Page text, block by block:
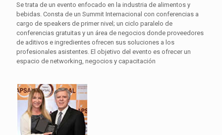
Se trata de un evento enfocado en la industria de alimentos y
bebidas. Consta de un Summit Internacional con conferencias a
cargo de speakers de primer nivel; un ciclo paralelo de
conferencias gratuitas y un área de negocios donde proveedores
de aditivos e ingredientes ofrecen sus soluciones a los
profesionales asistentes. El objetivo del evento es ofrecer un
espacio de networking, negocios y capacitación